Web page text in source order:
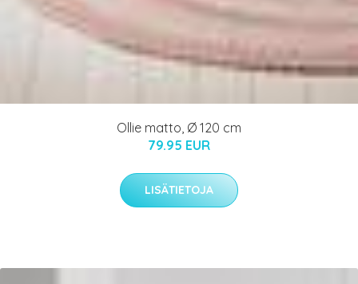
Ollie matto, Ø 120 cm
79.95 EUR
LISÄTIETOJA